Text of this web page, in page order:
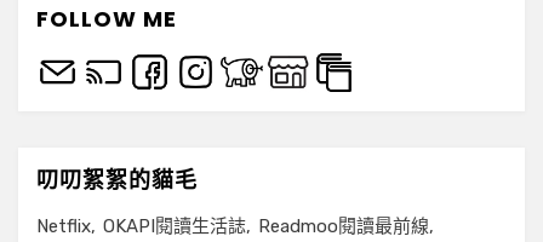
FOLLOW ME
叨叨絮絮的貓毛
Netflix OKAPI閱讀生活誌
Readmoo閱讀最前線